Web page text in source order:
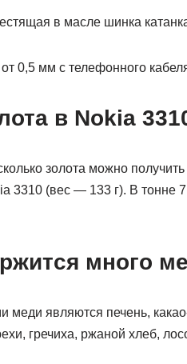
в масле шинка
0,5 мм с телефонного
в Nokia
золота можно
3310 (вес — 133 г). В тонне
много
меди являются печень,
гречиха, ржаной хлеб,